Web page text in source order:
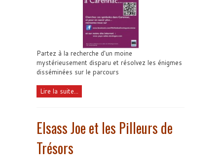
Partez à la recherche d'un moine
mystérieusement disparu et résolvez les énigmes
disséminées sur le parcours
Lire la suite...
Elsass Joe et les Pilleurs de
Trésors